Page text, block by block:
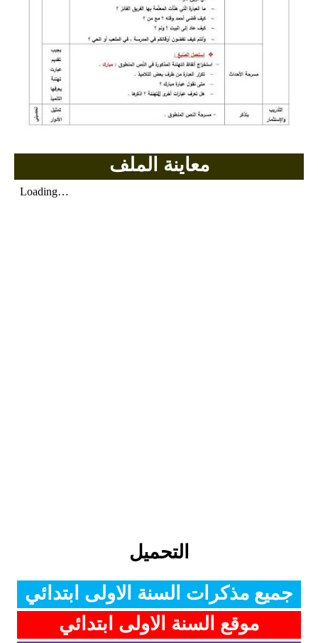
بحوث الرياضيات
بحوث التاريخ و الجغرافيا
بحوث الفيزياء و الكيمياء
بحوث العلوم الطبيعيةمعاينة الملف
التحميل
جميع مذكرات السنة الاولى ابتدائي
موقع السنة الاولى ابتدائي